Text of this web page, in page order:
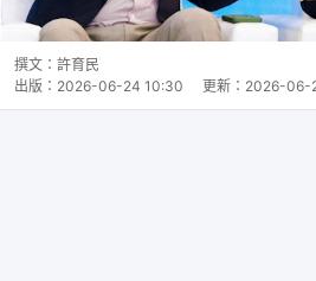
撰文： 許育民
出版： 2026-06-24 10:30 更新： 2026-06-